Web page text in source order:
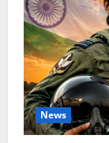
पीछे
क्या
है
भी
बना
हुआ
है
बड़ा
News